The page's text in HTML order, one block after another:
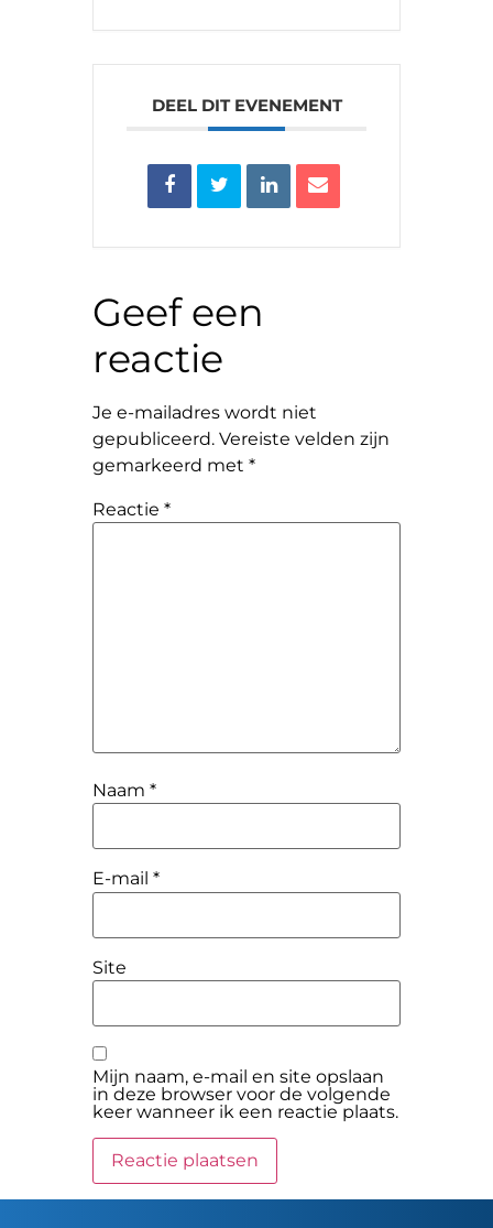
DEEL DIT EVENEMENT
Geef een
reactie
Je e-mailadres wordt niet
gepubliceerd. Vereiste velden zijn
gemarkeerd met *
Reactie *
Naam *
E-mail *
Site
Mijn naam, e-mail en site opslaan
in deze browser voor de volgende
keer wanneer ik een reactie plaats.